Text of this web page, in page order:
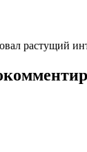
растущий